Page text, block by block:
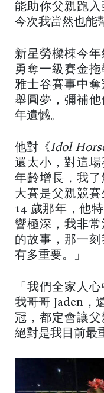
能助你父親跑入
今次我當然也能
新星勞樑棟今
勇奪一級賽金
雅士谷賽事中
舉圓夢，彌補
年遺憾。
他對《Idol
還太小，對這
年齡增長，我
大賽是父親競
14 歲那年，他
響極深，我非
的故事，那一
有多重要。」
「我們全家人
我哥哥 Jaden，
冠，都定會讓
絕對是我目前最